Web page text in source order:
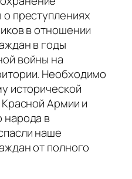
преступлениях
в отношении
в годы
войны на
Необходимо
исторической
Армии и
народа в
наше
от полного